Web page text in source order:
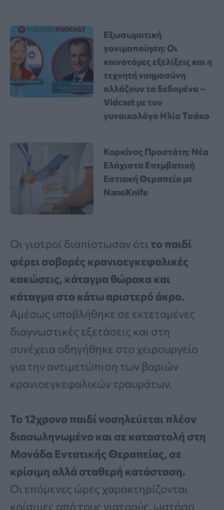
Εξωσωματική
γονιμοποίηση: Οι
καινοτόμες εξελίξεις και η
τεχνητή νοημοσύνη
αλλάζουν τα δεδομένα –
Vidcast με τον
γυναικολόγο Ηλία Τσάκο
Καρκίνος Προστάτη: Νέα
Ελάχιστα Επεμβατική
Εστιακή Θεραπεία με
NanoKnife
Οι γιατροί διαπίστωσαν ότι το παιδί
φέρει σοβαρές κρανιοεγκεφαλικές
κακώσεις, κάταγμα θώρακα και
κάταγμα στο κάτω αριστερό άκρο.
Αμέσως υποβλήθηκε σε εκτεταμένες
διαγνωστικές εξετάσεις και στη
συνέχεια οδηγήθηκε στο χειρουργείο
για την αντιμετώπιση των βαριών
κρανιοεγκεφαλικών τραυμάτων.
Το 12χρονο παιδί νοσηλεύεται πλέον
διασωληνωμένο και σε καταστολή στη
Μονάδα Εντατικής Θεραπείας, σε
κρίσιμη αλλά σταθερή κατάσταση.
Οι επόμενες ώρες χαρακτηρίζονται
κρίσιμες από τους γιατρούς, ωστόσο